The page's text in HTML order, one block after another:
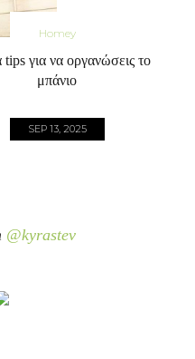
Homey
για να οργανώσεις το
μπάνιο
SEP 13, 2025
@kyrastev